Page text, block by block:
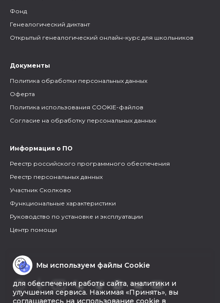
Фонд
Генеалогический диктант
Открытый генеалогический онлайн-курс для школьников
Документы
Политика обработки персональных данных
Оферта
Политика использования COOKIE-файлов
Согласие на обработку персональных данных
Информация о ПО
Реестр российского программного обеспечения
Реестр персональных данных
Участник Сколково
Функциональные характеристики
Руководство по установке и эксплуатации
Центр помощи
Мы используем файлы Cookie
для обеспечения работы сайта, аналитики и
улучшения сервиса. Нажимая «Принять», вы
соглашаетесь на использование cookie в